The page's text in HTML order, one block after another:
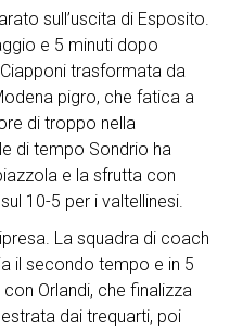
sull’uscita di Esposito.
e 5 minuti dopo
trasformata da
pigro, che fatica a
di troppo nella
di tempo Sondrio ha
e la sfrutta con
10-5 per i valtellinesi.
La squadra di coach
il secondo tempo e in 5
Orlandi, che finalizza
dai trequarti, poi